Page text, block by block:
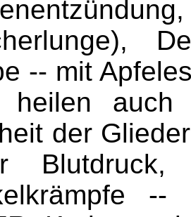
-- mit
auch
der
Blutdruck,